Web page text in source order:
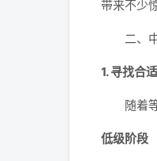
带来不少
二、中
1. 寻找合
随着等
低级阶段